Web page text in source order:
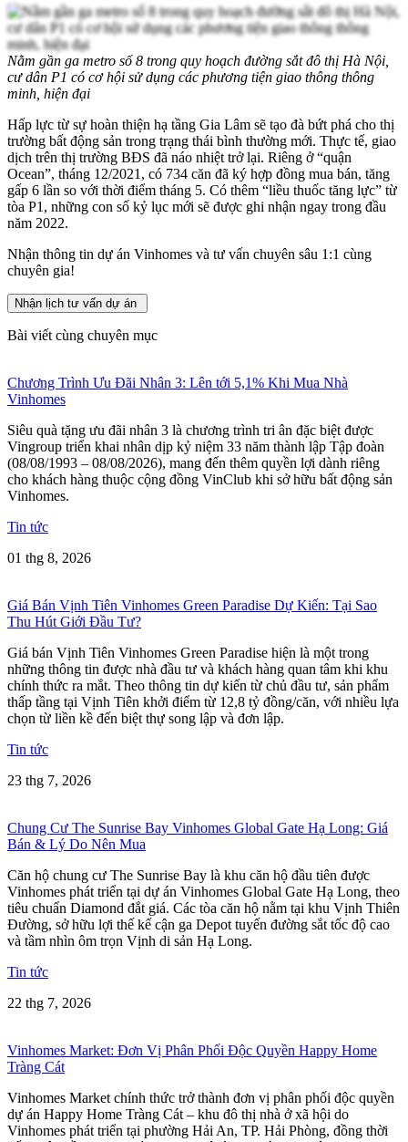
Nằm gần ga metro số 8 trong quy hoạch đường sắt đô thị Hà Nội,
cư dân P1 có cơ hội sử dụng các phương tiện giao thông thông
minh, hiện đại
Hấp lực từ sự hoàn thiện hạ tầng Gia Lâm sẽ tạo đà bứt phá cho thị
trường bất động sản trong trạng thái bình thường mới. Thực tế, giao
dịch trên thị trường BĐS đã náo nhiệt trở lại. Riêng ở “quận
Ocean”, tháng 12/2021, có 734 căn đã ký hợp đồng mua bán, tăng
gấp 6 lần so với thời điểm tháng 5. Có thêm “liều thuốc tăng lực” từ
tòa P1, những con số kỷ lục mới sẽ được ghi nhận ngay trong đầu
năm 2022.
Nhận thông tin dự án Vinhomes và tư vấn chuyên sâu 1:1 cùng
chuyên gia!
Nhận lịch tư vấn dự án
Bài viết cùng chuyên mục
Chương Trình Ưu Đãi Nhân 3: Lên tới 5,1% Khi Mua Nhà
Vinhomes
Siêu quà tặng ưu đãi nhân 3 là chương trình tri ân đặc biệt được
Vingroup triển khai nhân dịp kỷ niệm 33 năm thành lập Tập đoàn
(08/08/1993 – 08/08/2026), mang đến thêm quyền lợi dành riêng
cho khách hàng thuộc cộng đồng VinClub khi sở hữu bất động sản
Vinhomes.
Tin tức
01 thg 8, 2026
Giá Bán Vịnh Tiên Vinhomes Green Paradise Dự Kiến: Tại Sao
Thu Hút Giới Đầu Tư?
Giá bán Vịnh Tiên Vinhomes Green Paradise hiện là một trong
những thông tin được nhà đầu tư và khách hàng quan tâm khi khu
chính thức ra mắt. Theo thông tin dự kiến từ chủ đầu tư, sản phẩm
thấp tầng tại Vịnh Tiên khởi điểm từ 12,8 tỷ đồng/căn, với nhiều lựa
chọn từ liền kề đến biệt thự song lập và đơn lập.
Tin tức
23 thg 7, 2026
Chung Cư The Sunrise Bay Vinhomes Global Gate Hạ Long: Giá
Bán & Lý Do Nên Mua
Căn hộ chung cư The Sunrise Bay là khu căn hộ đầu tiên được
Vinhomes phát triển tại dự án Vinhomes Global Gate Hạ Long, theo
tiêu chuẩn Diamond đắt giá. Các tòa căn hộ nằm tại khu Vịnh Thiên
Đường, sở hữu lợi thế kế cận ga Depot tuyến đường sắt tốc độ cao
và tầm nhìn ôm trọn Vịnh di sản Hạ Long.
Tin tức
22 thg 7, 2026
Vinhomes Market: Đơn Vị Phân Phối Độc Quyền Happy Home
Tràng Cát
Vinhomes Market chính thức trở thành đơn vị phân phối độc quyền
dự án Happy Home Tràng Cát – khu đô thị nhà ở xã hội do
Vinhomes phát triển tại phường Hải An, TP. Hải Phòng, đồng thời